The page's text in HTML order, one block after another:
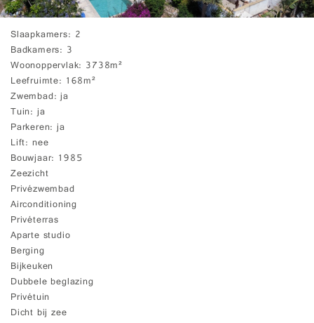
Slaapkamers 2
Badkamers 3
Woonoppervlak 3738m²
Leefruimte 168m²
Zwembad ja
Tuin ja
Parkeren ja
Lift nee
Bouwjaar 1985
Zeezicht
Privézwembad
Airconditioning
Privéterras
Aparte studio
Berging
Bijkeuken
Dubbele beglazing
Privétuin
Dicht bij zee